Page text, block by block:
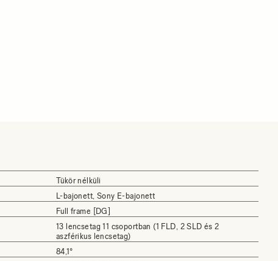
Tükör nélküli
L-bajonett, Sony E-bajonett
Full frame [DG]
13 lencsetag 11 csoportban (1 FLD, 2 SLD és 2
aszférikus lencsetag)
84,1°